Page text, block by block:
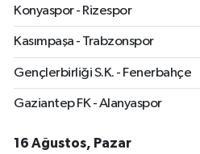
Konyaspor - Rizespor
Kasımpaşa - Trabzonspor
Gençlerbirliği S.K. - Fenerbahçe
Gaziantep FK - Alanyaspor
16 Ağustos, Pazar